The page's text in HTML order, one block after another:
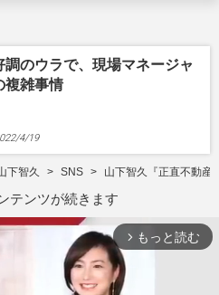
のウラで、現場マネージャ
複雑事情
4/19
下智久 SNS 山下智久『正直不動産
テンツが続きます
arrow_forward_ios もっと読む